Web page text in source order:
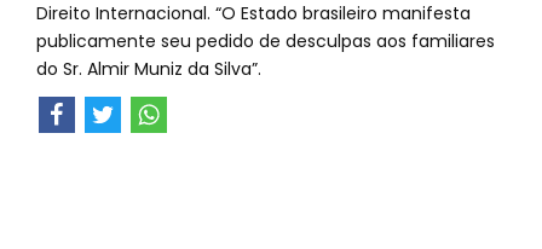
Direito Internacional. “O Estado brasileiro manifesta
publicamente seu pedido de desculpas aos familiares
do Sr. Almir Muniz da Silva”.